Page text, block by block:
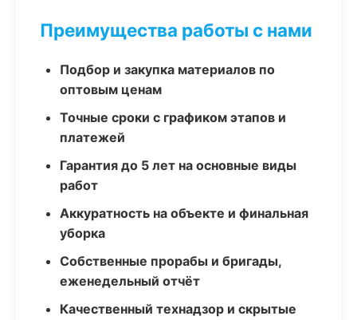
Преимущества работы с нами
Подбор и закупка материалов по
оптовым ценам
Точные сроки с графиком этапов и
платежей
Гарантия до 5 лет на основные виды
работ
Аккуратность на объекте и финальная
уборка
Собственные прорабы и бригады,
еженедельный отчёт
Качественный технадзор и скрытые